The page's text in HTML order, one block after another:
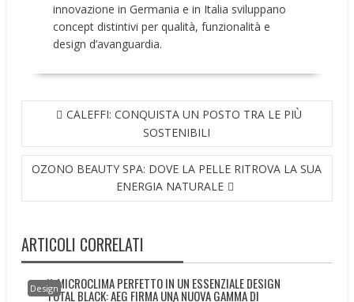
innovazione in Germania e in Italia sviluppano
concept distintivi per qualità, funzionalità e
design d’avanguardia.
NAVIGAZIONE
ARTICOLICALEFFI: CONQUISTA UN POSTO TRA LE PIÙ
SOSTENIBILI
OZONO BEAUTY SPA: DOVE LA PELLE RITROVA LA SUA
ENERGIA NATURALE
ARTICOLI CORRELATI
DesignIL MICROCLIMA PERFETTO IN UN ESSENZIALE DESIGN
TOTAL BLACK: AEG FIRMA UNA NUOVA GAMMA DI